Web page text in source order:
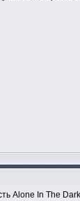
Alone In The